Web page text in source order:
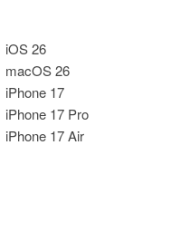
iOS 26
macOS 26
iPhone 17
iPhone 17 Pro
iPhone 17 Air